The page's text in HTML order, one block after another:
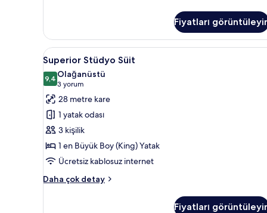
(Queen)
Boy
Yatak
hakkında
daha
fazla
detay
Fiyatları
Superior
Stüdyo
Süit
için
tüm
fotoğrafları
görün
Superior Stüdyo Süit | Yastık
11
Superior Stüdyo Süit
9,49,4 / 10
Olağanüstü
3 yorum
(3
yorum)
28 metre kare
1 yatak odası
3 kişilik
1 en Büyük Boy (King) Yatak
Ücretsiz kablosuz internet
Daha çok detay
Superior
Fiyatları